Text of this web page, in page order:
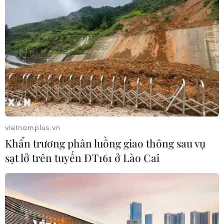
#Kinh tế Thái Lan
#Tăng trưởng kinh tế
#Đồng baht mạnh lên
vietnamplus.vn
Khẩn trương phân luồng giao thông sau vụ
sạt lở trên tuyến ĐT161 ở Lào Cai